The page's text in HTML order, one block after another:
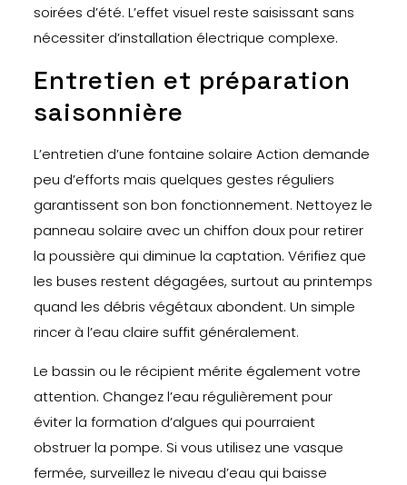
soirées d’été. L’effet visuel reste saisissant sans
nécessiter d’installation électrique complexe.
Entretien et préparation
saisonnière
L’entretien d’une fontaine solaire Action demande
peu d’efforts mais quelques gestes réguliers
garantissent son bon fonctionnement. Nettoyez le
panneau solaire avec un chiffon doux pour retirer
la poussière qui diminue la captation. Vérifiez que
les buses restent dégagées, surtout au printemps
quand les débris végétaux abondent. Un simple
rincer à l’eau claire suffit généralement.
Le bassin ou le récipient mérite également votre
attention. Changez l’eau régulièrement pour
éviter la formation d’algues qui pourraient
obstruer la pompe. Si vous utilisez une vasque
fermée, surveillez le niveau d’eau qui baisse